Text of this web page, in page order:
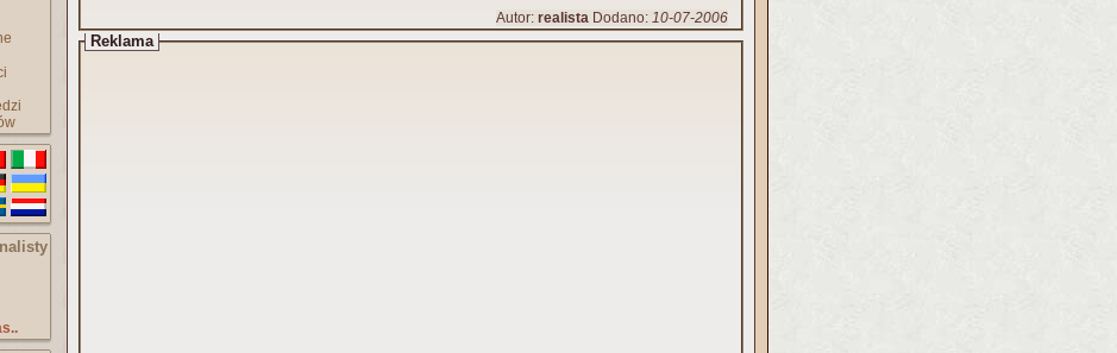
Autor: realista Dodano: 10-07-2006
Reklama